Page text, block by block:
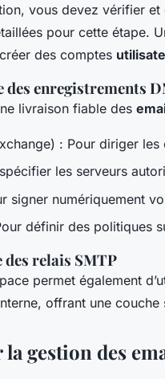
vous devez vérifier
pour cette étape.
des comptes
des enregistrements
livraison fiable des
: Pour diriger
les serveurs
signer numériquement
définir des politiques
relais SMTP
permet également
offrant une
gestion des